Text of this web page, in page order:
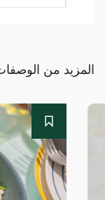
المزيد من